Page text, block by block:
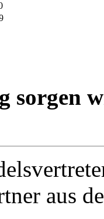
sorgen
aus